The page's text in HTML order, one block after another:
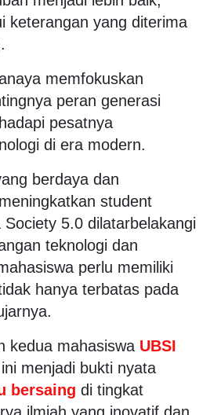
keterangan yang diterima
memfokuskan
peran generasi
pesatnya
di era modern.
berdaya dan
student
5.0 dilatarbelakangi
teknologi dan
perlu memiliki
hanya terbatas pada
kedua mahasiswa UBSI
menjadi bukti nyata
bersaing di tingkat